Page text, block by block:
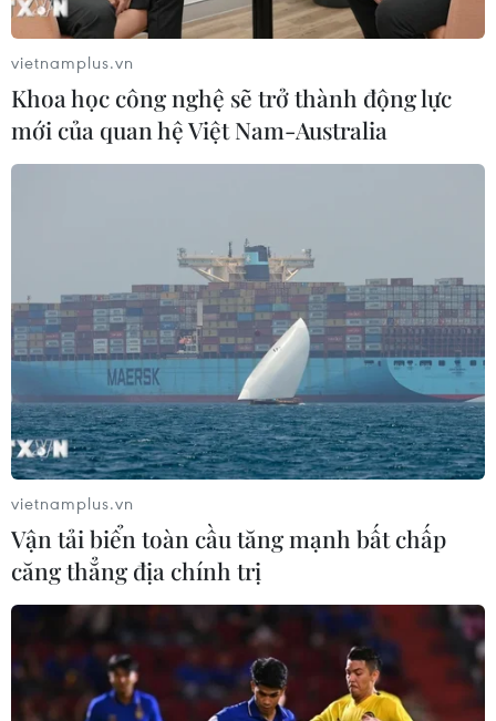
vietnamplus.vn
Khoa học công nghệ sẽ trở thành động lực
mới của quan hệ Việt Nam-Australia
vietnamplus.vn
Vận tải biển toàn cầu tăng mạnh bất chấp
căng thẳng địa chính trị